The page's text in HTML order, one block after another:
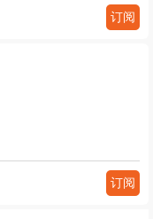
订阅
订阅